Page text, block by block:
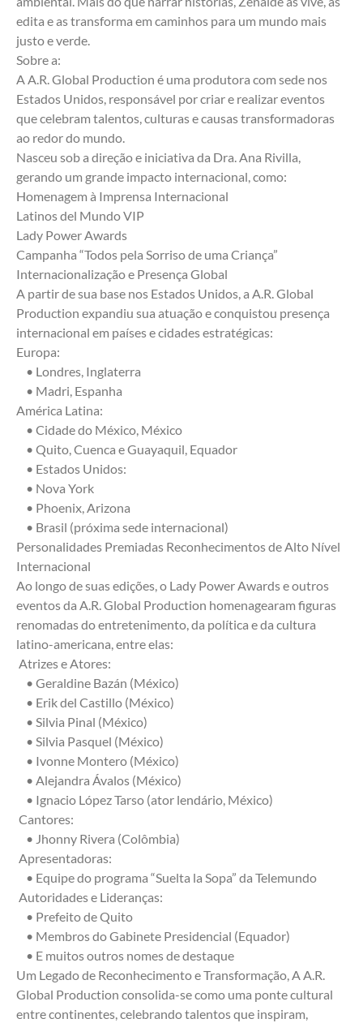
edita e as transforma em caminhos para um mundo mais
justo e verde.
Sobre a:
A A.R. Global Production é uma produtora com sede nos
Estados Unidos, responsável por criar e realizar eventos
que celebram talentos, culturas e causas transformadoras
ao redor do mundo.
Nasceu sob a direção e iniciativa da Dra. Ana Rivilla,
gerando um grande impacto internacional, como:
Homenagem à Imprensa Internacional
Latinos del Mundo VIP
Lady Power Awards
Campanha “Todos pela Sorriso de uma Criança”
Internacionalização e Presença Global
A partir de sua base nos Estados Unidos, a A.R. Global
Production expandiu sua atuação e conquistou presença
internacional em países e cidades estratégicas:
Europa:
    • Londres, Inglaterra
    • Madri, Espanha
América Latina:
    • Cidade do México, México
    • Quito, Cuenca e Guayaquil, Equador
    • Estados Unidos:
    • Nova York
    • Phoenix, Arizona
    • Brasil (próxima sede internacional)
Personalidades Premiadas Reconhecimentos de Alto Nível
Internacional
Ao longo de suas edições, o Lady Power Awards e outros
eventos da A.R. Global Production homenagearam figuras
renomadas do entretenimento, da política e da cultura
latino-americana, entre elas:
Atrizes e Atores:
    • Geraldine Bazán (México)
    • Erik del Castillo (México)
    • Silvia Pinal (México)
    • Silvia Pasquel (México)
    • Ivonne Montero (México)
    • Alejandra Ávalos (México)
    • Ignacio López Tarso (ator lendário, México)
Cantores:
    • Jhonny Rivera (Colômbia)
Apresentadoras:
    • Equipe do programa “Suelta la Sopa” da Telemundo
Autoridades e Lideranças:
    • Prefeito de Quito
    • Membros do Gabinete Presidencial (Equador)
    • E muitos outros nomes de destaque
Um Legado de Reconhecimento e Transformação, A A.R.
Global Production consolida-se como uma ponte cultural
entre continentes, celebrando talentos que inspiram,